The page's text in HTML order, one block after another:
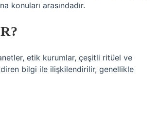
konuları arasındadır.
etik kurumlar, çeşitli ritüel ve
bilgi ile ilişkilendirilir, genellikle